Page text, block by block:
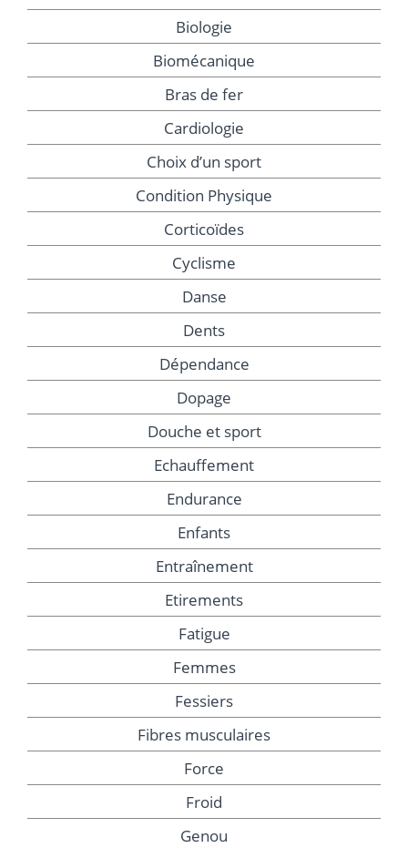
Biologie
Biomécanique
Bras de fer
Cardiologie
Choix d’un sport
Condition Physique
Corticoïdes
Cyclisme
Danse
Dents
Dépendance
Dopage
Douche et sport
Echauffement
Endurance
Enfants
Entraînement
Etirements
Fatigue
Femmes
Fessiers
Fibres musculaires
Force
Froid
Genou